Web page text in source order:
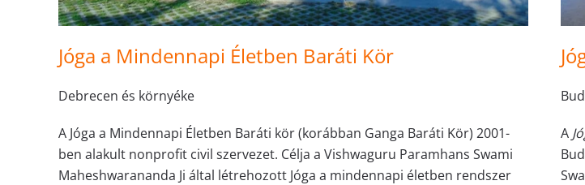
Jóga a Mindennapi Életben Baráti Kör
Debrecen és környéke
A Jóga a Mindennapi Életben Baráti kör (korábban Ganga Baráti Kör) 2001-
ben alakult nonprofit civil szervezet. Célja a Vishwaguru Paramhans Swami
Maheshwarananda Ji által létrehozott Jóga a mindennapi életben rendszer
A